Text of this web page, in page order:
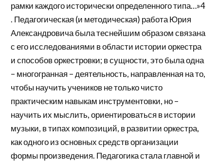
рамки каждого исторически определенного типа…»4
. Педагогическая (и методическая) работа Юрия
Александровича была теснейшим образом связана
с его исследованиями в области истории оркестра
и способов оркестровки; в сущности, это была одна
– многогранная – деятельность, направленная на то,
чтобы научить учеников не только чисто
практическим навыкам инструментовки, но –
научить их мыслить, ориентироваться в истории
музыки, в типах композиций, в развитии оркестра,
как одного из основных средств организации
формы произведения. Педагогика стала главной и